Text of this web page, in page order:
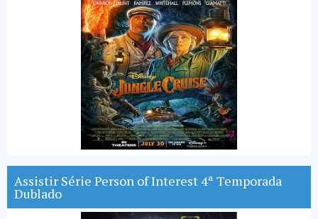
Assistir Série Person of Interest 4ª Temporada
Dublado